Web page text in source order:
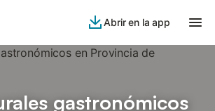
Abrir en la app
gastronómicos